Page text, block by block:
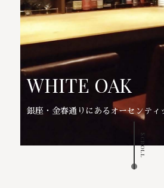
WHITE OAK
銀座・金春通りにあるオーセンティ
Scroll